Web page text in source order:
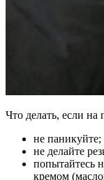
Что делать, если на
не паникуйте;
не делайте
попытайтесь
кремом